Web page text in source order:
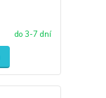
do 3-7 dní